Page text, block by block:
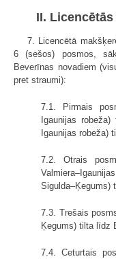
II.
7. Licencētā
6 (sešos) posmos,
Beverīnas novadiem
pret straumi):
7.1. Pirmais
Igaunijas
Igaunijas robeža)
7.2. Otrais
Sigulda–Ķegums)
7.3. Trešais
Ķegums) tilta līdz
7.4. Ceturtais